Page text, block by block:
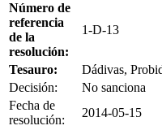
Número de
referencia
de la
resolución:
1-D-13
Tesauro:
Dádivas,
Decisión:
No sanciona
Fecha de
resolución:
2014-05-15